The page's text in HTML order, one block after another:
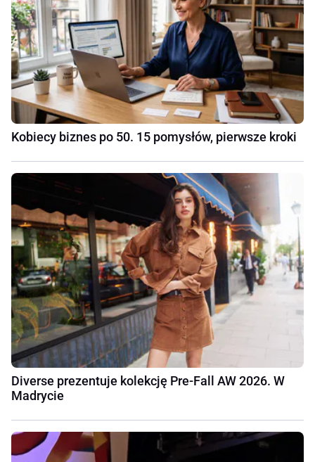
Kobiecy biznes po 50. 15 pomysłów, pierwsze kroki
Diverse prezentuje kolekcję Pre-Fall AW 2026. W
Madrycie